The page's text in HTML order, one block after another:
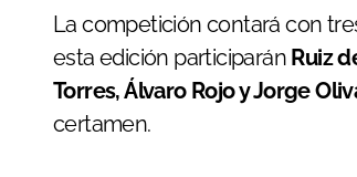
La competición contará con
esta edición participarán Ruiz
Torres, Álvaro Rojo y Jorge
certamen.